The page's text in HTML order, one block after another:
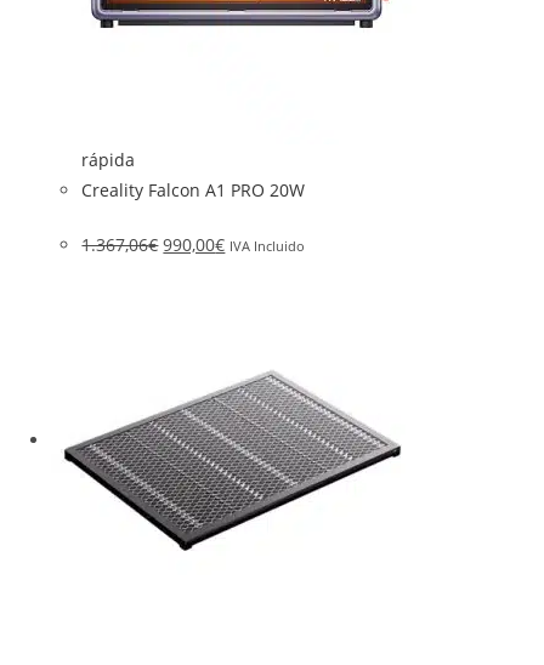
rápida
Creality Falcon A1 PRO 20W
1.367,06€ 990,00€ IVA Incluido